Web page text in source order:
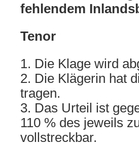
fehlendem
Tenor
1. Die Klage wird
2. Die Klägerin hat
tragen.
3. Das Urteil ist
110 % des jeweils
vollstreckbar.